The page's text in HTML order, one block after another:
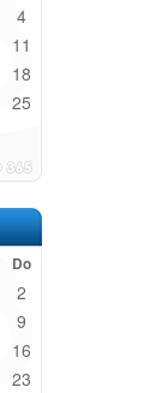
4
11
18
25
Do
2
9
16
23